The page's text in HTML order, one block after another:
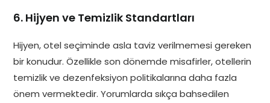
6. Hijyen ve Temizlik Standartları
Hijyen, otel seçiminde asla taviz verilmemesi gereken
bir konudur. Özellikle son dönemde misafirler, otellerin
temizlik ve dezenfeksiyon politikalarına daha fazla
önem vermektedir. Yorumlarda sıkça bahsedilen